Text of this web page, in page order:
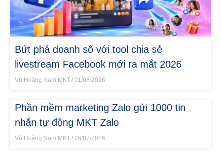
Bứt phá doanh số với tool chia sẻ
livestream Facebook mới ra mắt 2026
Vũ Hoàng Nam MKT 01/08/2026
Phần mềm marketing Zalo gửi 1000 tin
nhắn tự động MKT Zalo
Vũ Hoàng Nam MKT 26/07/2026